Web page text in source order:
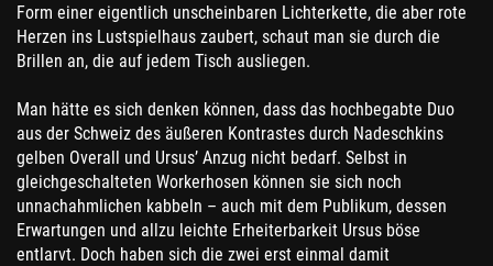
Form einer eigentlich unscheinbaren Lichterkette, die aber rote
Herzen ins Lustspielhaus zaubert, schaut man sie durch die
Brillen an, die auf jedem Tisch ausliegen.
Man hätte es sich denken können, dass das hochbegabte Duo
aus der Schweiz des äußeren Kontrastes durch Nadeschkins
gelben Overall und Ursus’ Anzug nicht bedarf. Selbst in
gleichgeschalteten Workerhosen können sie sich noch
unnachahmlichen kabbeln – auch mit dem Publikum, dessen
Erwartungen und allzu leichte Erheiterbarkeit Ursus böse
entlarvt. Doch haben sich die zwei erst einmal damit